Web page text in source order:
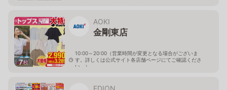
7枚
AOKI
金剛東店
10:00～20:00（営業時間が変更となる場合がございま
す。詳しくは公式サイト各店舗ページにてご確認くださ
い。）
EDION